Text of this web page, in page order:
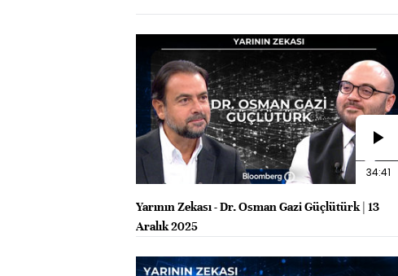
34:41
Yarının Zekası - Dr. Osman Gazi Güçlütürk | 13
Aralık 2025